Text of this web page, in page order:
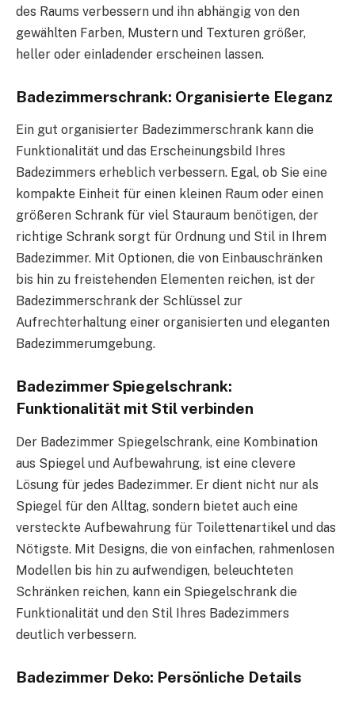
des Raums verbessern und ihn abhängig von den
gewählten Farben, Mustern und Texturen größer,
heller oder einladender erscheinen lassen.
Badezimmerschrank: Organisierte Eleganz
Ein gut organisierter Badezimmerschrank kann die
Funktionalität und das Erscheinungsbild Ihres
Badezimmers erheblich verbessern. Egal, ob Sie eine
kompakte Einheit für einen kleinen Raum oder einen
größeren Schrank für viel Stauraum benötigen, der
richtige Schrank sorgt für Ordnung und Stil in Ihrem
Badezimmer. Mit Optionen, die von Einbauschränken
bis hin zu freistehenden Elementen reichen, ist der
Badezimmerschrank der Schlüssel zur
Aufrechterhaltung einer organisierten und eleganten
Badezimmerumgebung.
Badezimmer Spiegelschrank:
Funktionalität mit Stil verbinden
Der Badezimmer Spiegelschrank, eine Kombination
aus Spiegel und Aufbewahrung, ist eine clevere
Lösung für jedes Badezimmer. Er dient nicht nur als
Spiegel für den Alltag, sondern bietet auch eine
versteckte Aufbewahrung für Toilettenartikel und das
Nötigste. Mit Designs, die von einfachen, rahmenlosen
Modellen bis hin zu aufwendigen, beleuchteten
Schränken reichen, kann ein Spiegelschrank die
Funktionalität und den Stil Ihres Badezimmers
deutlich verbessern.
Badezimmer Deko: Persönliche Details